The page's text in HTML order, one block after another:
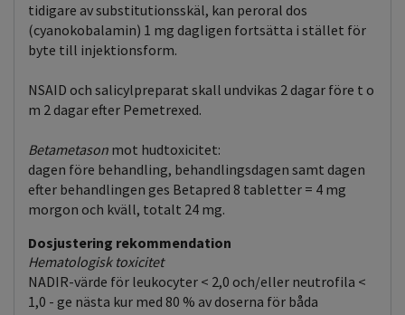
tidigare av substitutionsskäl, kan peroral dos
(cyanokobalamin) 1 mg dagligen fortsätta i stället för
byte till injektionsform.
NSAID och salicylpreparat skall undvikas 2 dagar före t o
m 2 dagar efter Pemetrexed.
Betametason mot hudtoxicitet:
dagen före behandling, behandlingsdagen samt dagen
efter behandlingen ges Betapred 8 tabletter = 4 mg
morgon och kväll, totalt 24 mg.
Dosjustering rekommendation
Hematologisk toxicitet
NADIR-värde för leukocyter < 2,0 och/eller neutrofila <
1,0 - ge nästa kur med 80 % av doserna för båda